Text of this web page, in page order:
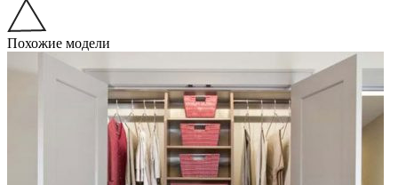
Похожие модели